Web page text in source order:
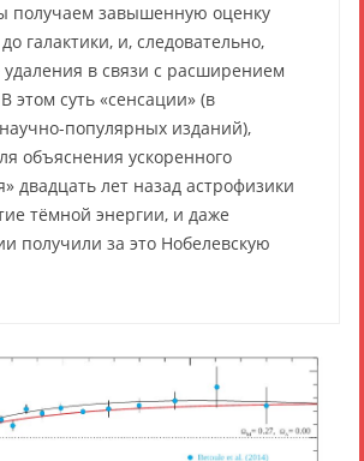
получаем завышенную оценку
галактики, и, следовательно,
удаления в связи с расширением
этом суть «сенсации» (в
популярных изданий),
объяснения ускоренного
двадцать лет назад астрофизики
тёмной энергии, и даже
получили за это Нобелевскую